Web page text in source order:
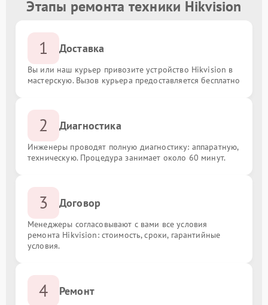
Этапы ремонта техники Hikvision
1 Доставка
Вы или наш курьер привозите устройство Hikvision в
мастерскую. Вызов курьера предоставляется бесплатно
2 Диагностика
Инженеры проводят полную диагностику: аппаратную,
техническую. Процедура занимает около 60 минут.
3 Договор
Менеджеры согласовывают с вами все условия
ремонта Hikvision: стоимость, сроки, гарантийные
условия.
4 Ремонт